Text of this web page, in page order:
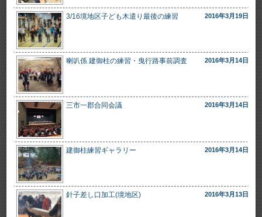
3/16境地区子ども木遣り最後の練習 2016年3月19日
喇叭係 建御柱の練習・曳行路事前調査 2016年3月14日
三市一郡合同会議 2016年3月14日
建御柱練習ギャラリー 2016年3月14日
針子差し口加工(境地区) 2016年3月13日